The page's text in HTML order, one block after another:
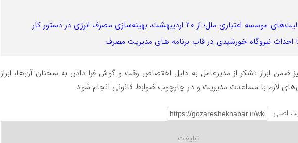
ملل؛ از ۲۰ اردیبهشت، بهینه‌سازی مصرف انرژی در دستور کار
احداث نیروگاه خورشیدی در قاب برنامه های مدیریت مصرف
ابراز تشکر از مدیرعامل به دلیل اختصاص وقت و گوش فرا دادن به سخنان آن‌ها، ابراز
لازم با مساعدت مدیریت و در چارچوب ضوابط قانونی انجام شود.
اصلی